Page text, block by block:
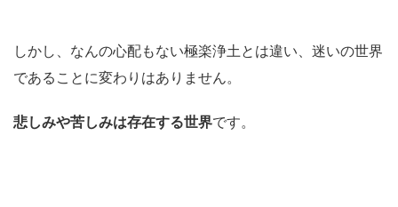
しかし、なんの心配もない極楽浄土とは違い、迷いの世界
であることに変わりはありません。
悲しみや苦しみは存在する世界です。